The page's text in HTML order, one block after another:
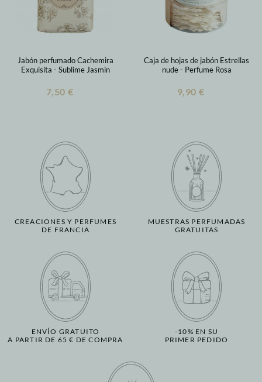
Jabón perfumado Cachemira
Exquisita - Sublime Jasmin
7,50 €
Caja de hojas de jabón Estrellas
nude - Perfume Rosa
9,90 €
CREACIONES Y PERFUMES
DE FRANCIA
MUESTRAS PERFUMADAS
GRATUITAS
ENVÍO GRATUITO
A PARTIR DE 65 € DE COMPRA
-10% EN SU
PRIMER PEDIDO